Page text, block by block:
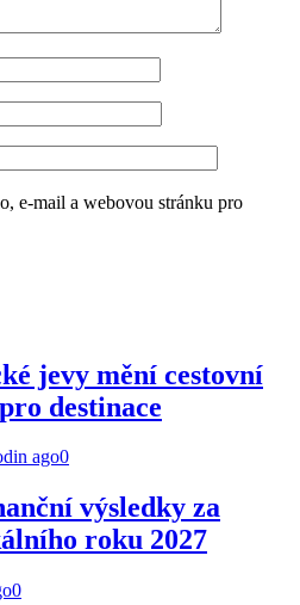
e-mail a webovou stránku pro
jevy mění cestovní
destinace
ago0
výsledky za
roku 2027
0